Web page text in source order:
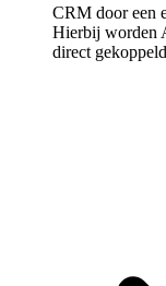
CRM door een
Hierbij worden
direct